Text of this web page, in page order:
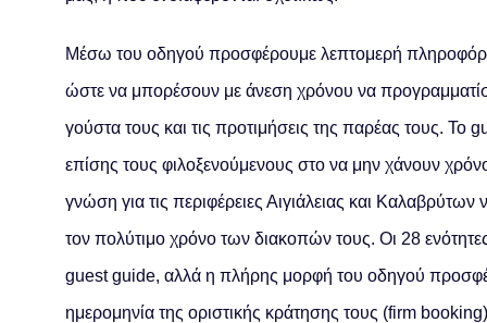
Μέσω του οδηγού προσφέρουμε λεπτομερή
ώστε να μπορέσουν με άνεση χρόνου να
γούστα τους και τις προτιμήσεις της παρέας τους.
επίσης τους φιλοξενούμενους στο να μην χάνουν
γνώση για τις περιφέρειες Αιγιάλειας και
τον πολύτιμο χρόνο των διακοπών τους. Οι 28
guest guide, αλλά η πλήρης μορφή του οδηγού
ημερομηνία της οριστικής κράτησης τους (firm